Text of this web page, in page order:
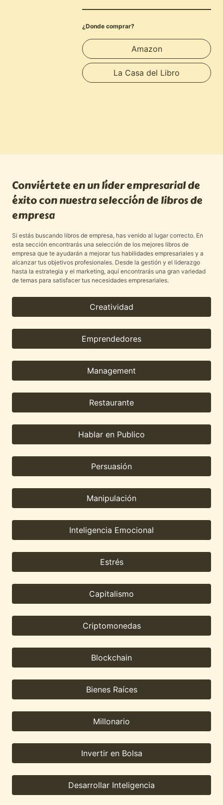
¿Donde comprar?
Amazon
La Casa del Libro
Conviértete en un líder empresarial de
éxito con nuestra selección de libros de
empresa
Si estás buscando libros de empresa, has venido al lugar correcto. En
esta sección encontrarás una selección de los mejores libros de
empresa que te ayudarán a mejorar tus habilidades empresariales y a
alcanzar tus objetivos profesionales. Desde la gestión y el liderazgo
hasta la estrategia y el marketing, aquí encontrarás una gran variedad
de temas para satisfacer tus necesidades empresariales.
Creatividad
Emprendedores
Management
Restaurante
Hablar en Publico
Persuasión
Manipulación
Inteligencia Emocional
Estrés
Capitalismo
Criptomonedas
Blockchain
Bienes Raíces
Millonario
Invertir en Bolsa
Desarrollar Inteligencia